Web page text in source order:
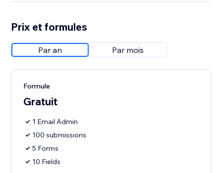
Prix et formules
Par an Par mois
Formule
Gratuit
1 Email Admin
100 submissions
5 Forms
10 Fields